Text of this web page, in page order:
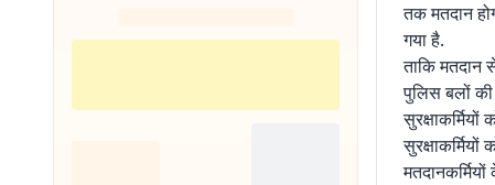
तक मतदान
गया है.
ताकि मतदान
पुलिस बलों
सुरक्षाकर्मियों